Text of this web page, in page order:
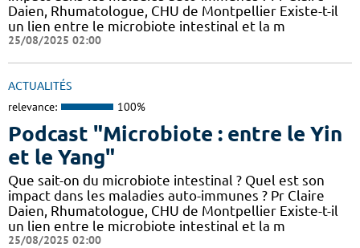
Daien, Rhumatologue, CHU de Montpellier Existe-t-il
un lien entre le microbiote intestinal et la m
25/08/2025 02:00
ACTUALITÉS
relevance: 100%
Podcast "Microbiote : entre le Yin
et le Yang"
Que sait-on du microbiote intestinal ? Quel est son
impact dans les maladies auto-immunes ? Pr Claire
Daien, Rhumatologue, CHU de Montpellier Existe-t-il
un lien entre le microbiote intestinal et la m
25/08/2025 02:00